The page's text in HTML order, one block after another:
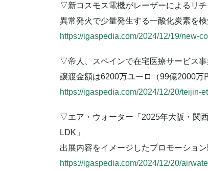
▽新コスモス電機がレーザーによるリ
異常発火で少量発生する一酸化炭素を検
https://igaspedia.com/2024/12/19/new-
▽帝人、スペインで在宅医療サービス
譲渡金額は6200万ユーロ（99億2000万
https://igaspedia.com/2024/12/20/teijin-
▽エア・ウォーター「2025年大阪・関
LDK」
出展内容をイメージしたプロモーショ
https://igaspedia.com/2024/12/20/